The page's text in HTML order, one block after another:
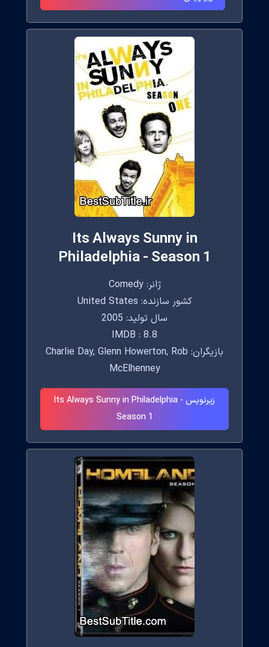
Its Always Sunny in
Philadelphia - Season 1
ژانر: Comedy
کشور سازنده: United States
سال تولید: 2005
IMDB : 8.8
بازیگران: Charlie Day, Glenn Howerton, Rob
McElhenney
زیرنویس Its Always Sunny in Philadelphia -
Season 1